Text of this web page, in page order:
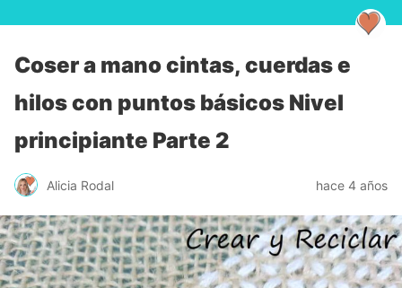
Coser a mano cintas, cuerdas e
hilos con puntos básicos Nivel
principiante Parte 2
Alicia Rodal hace 4 años